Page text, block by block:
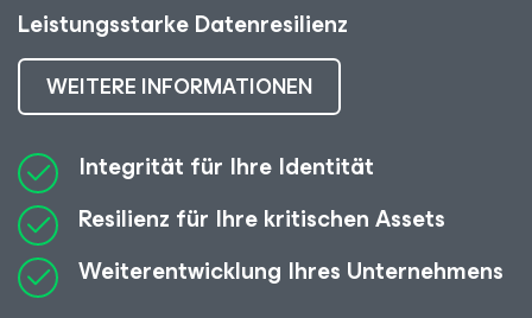
Leistungsstarke Datenresilienz
WEITERE INFORMATIONEN
Integrität für Ihre Identität
Resilienz für Ihre kritischen Assets
Weiterentwicklung Ihres Unternehmens